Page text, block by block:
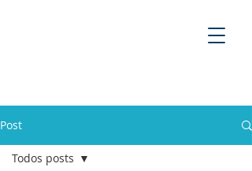
Post
Todos posts